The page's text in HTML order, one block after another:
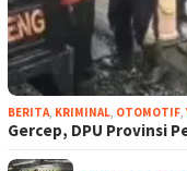
BERITA, KRIMINAL, OTOMOTIF,
Gercep, DPU Provinsi